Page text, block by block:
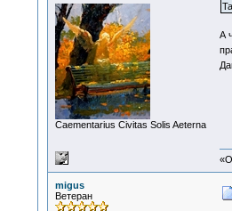
Сaementarius Civitas Solis Aeterna
А
migus
Ветеран